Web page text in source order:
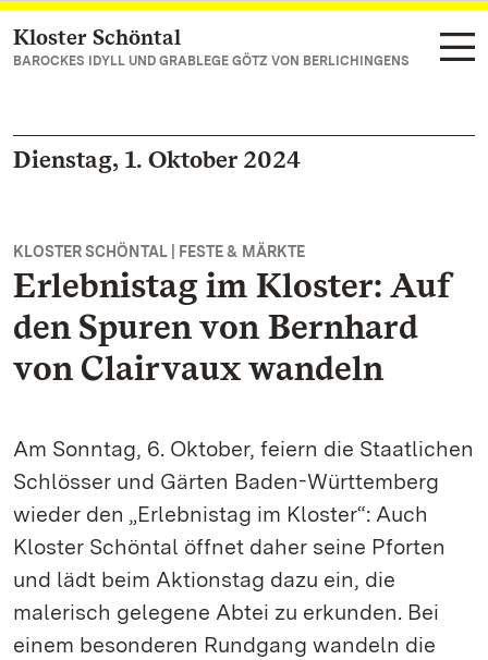
Zum Hauptinhalt springen
Kloster Schöntal
BAROCKES IDYLL UND GRABLEGE GÖTZ VON BERLICHINGENS
Dienstag, 1. Oktober 2024
KLOSTER SCHÖNTAL | FESTE & MÄRKTE
Erlebnistag im Kloster: Auf
den Spuren von Bernhard
von Clairvaux wandeln
Am Sonntag, 6. Oktober, feiern die Staatlichen
Schlösser und Gärten Baden-Württemberg
wieder den „Erlebnistag im Kloster“: Auch
Kloster Schöntal öffnet daher seine Pforten
und lädt beim Aktionstag dazu ein, die
malerisch gelegene Abtei zu erkunden. Bei
einem besonderen Rundgang wandeln die